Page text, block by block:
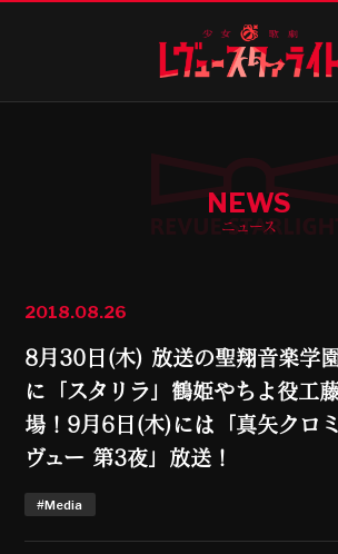
NEWS
ニュース
2018.08.26
8月30日(木) 放送の聖翔音楽学
に「スタリラ」鶴姫やちよ役工
場！9月6日(木)には「真矢クロ
ヴュー 第3夜」放送！
#Media